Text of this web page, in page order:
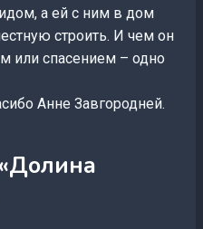
а ей с ним в дом
строить. И чем он
или спасением – одно
Анне Завгородней.